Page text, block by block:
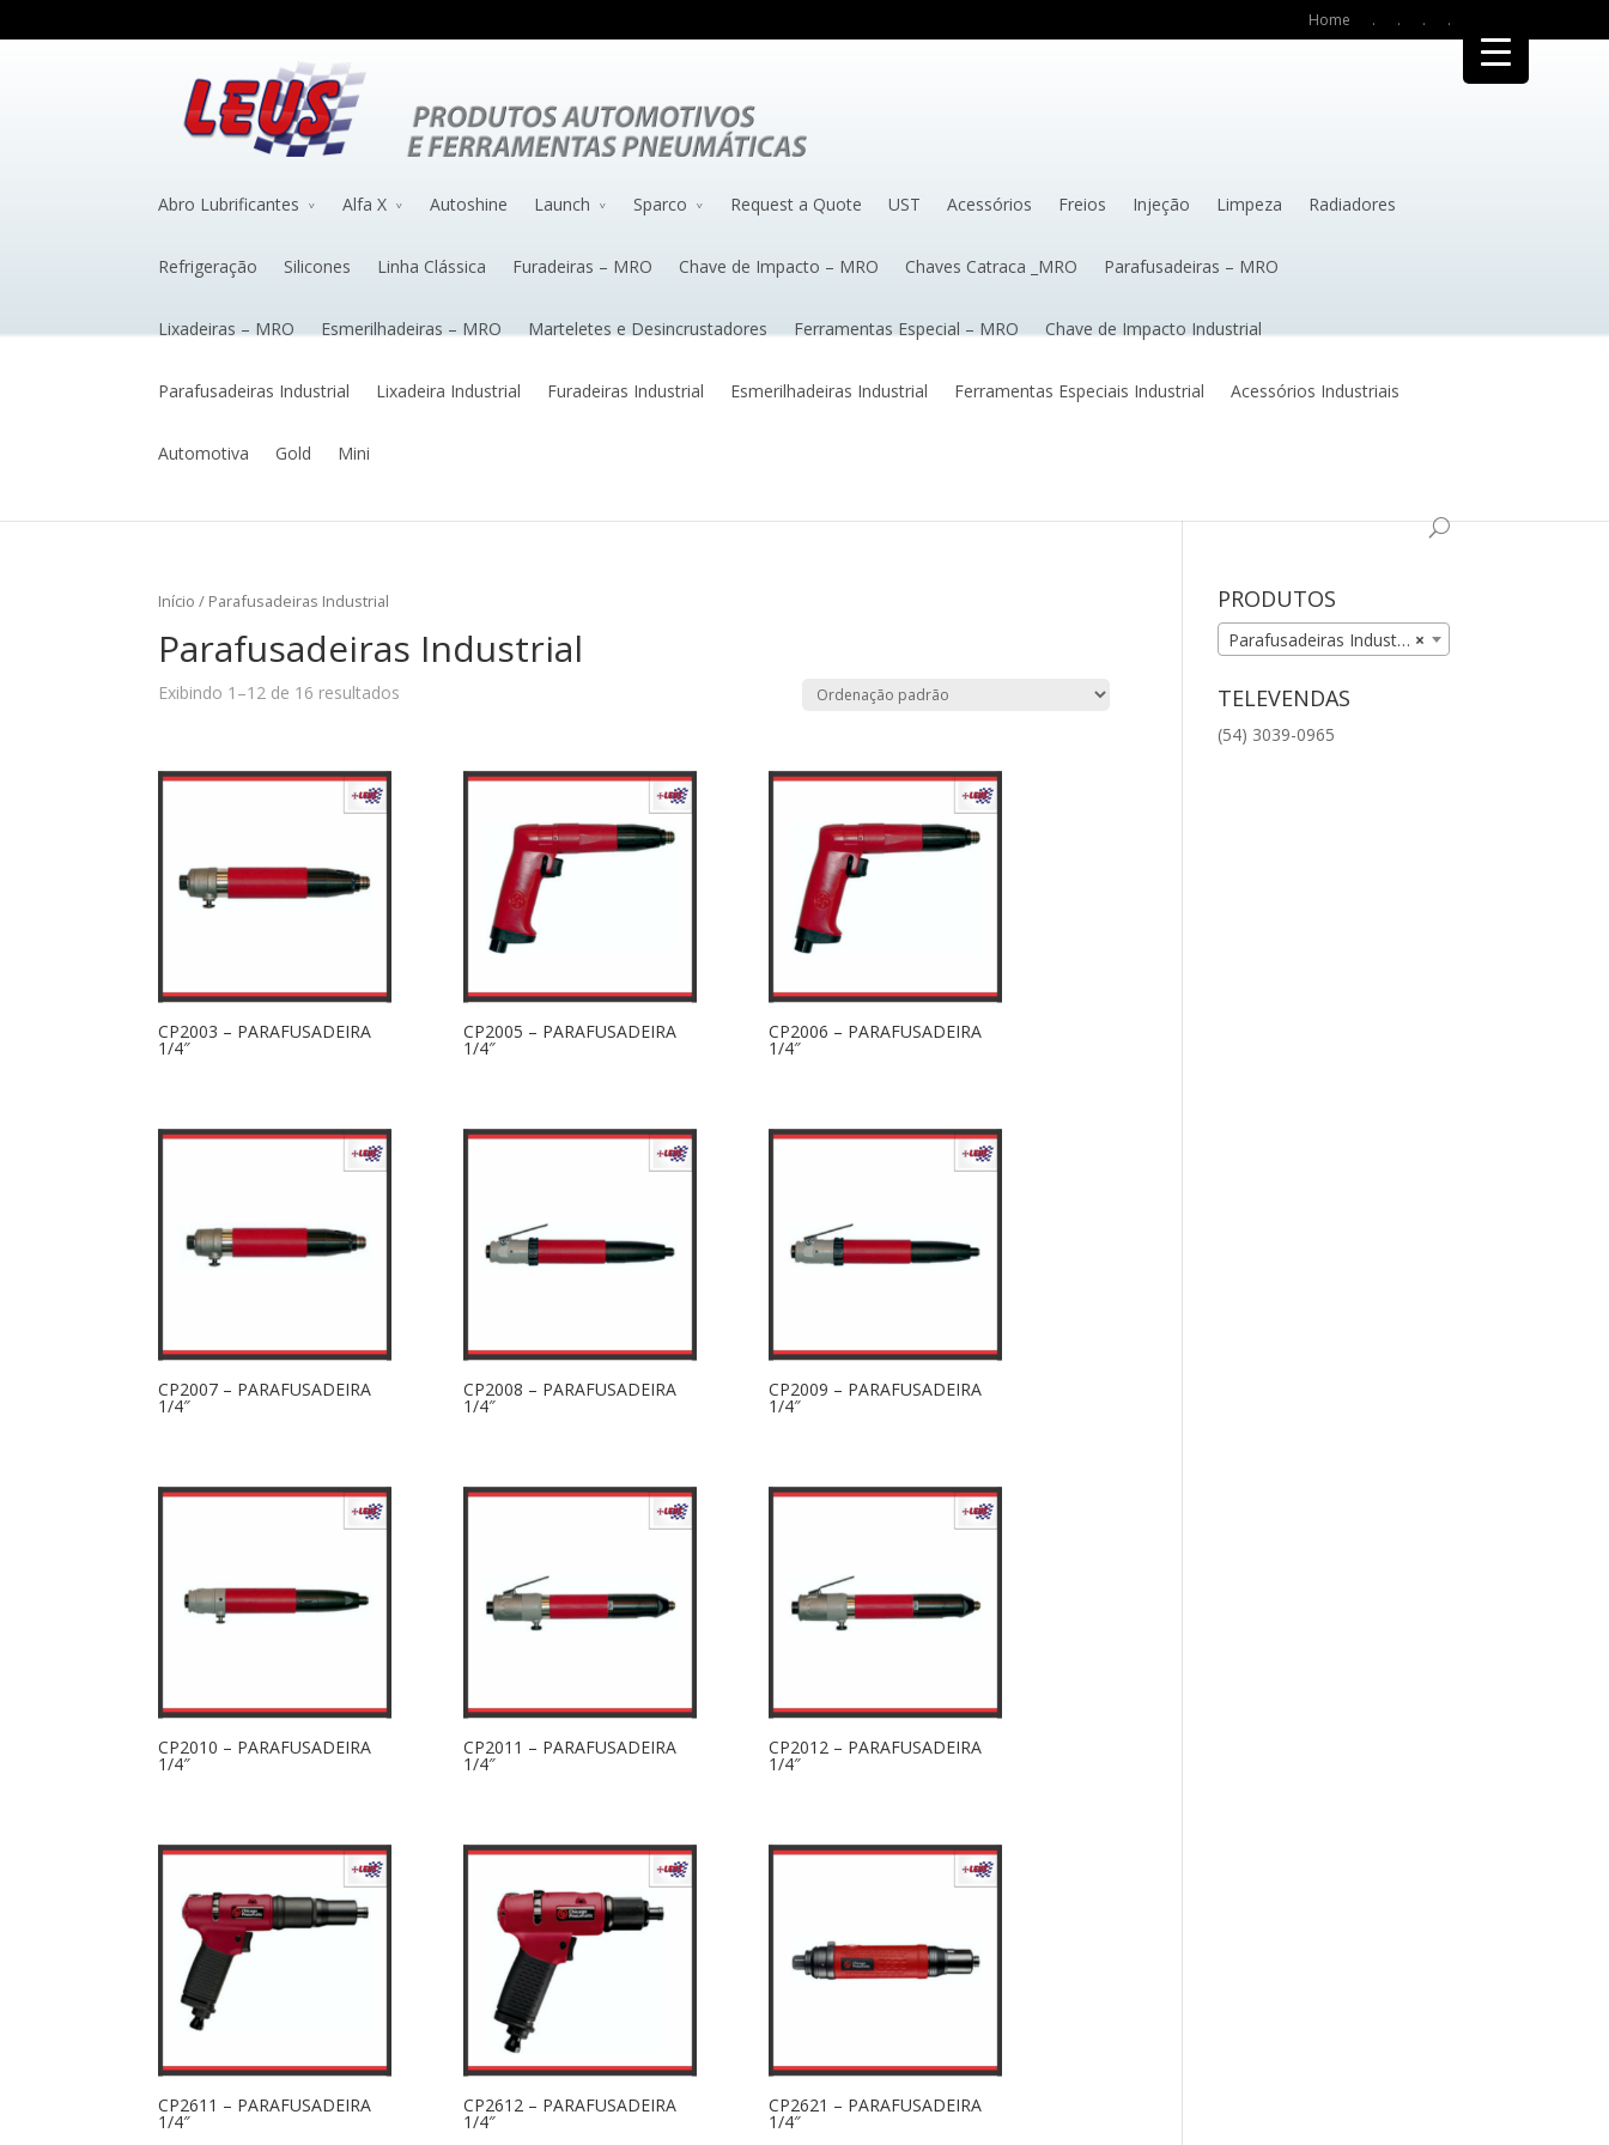
Home . . . .
Abro Lubrificantes Alfa X Autoshine Launch Sparco Request a Quote UST Acessórios Freios Injeção Limpeza Radiadores
Refrigeração Silicones Linha Clássica Furadeiras – MRO Chave de Impacto – MRO Chaves Catraca _MRO Parafusadeiras – MRO
Lixadeiras – MRO Esmerilhadeiras – MRO Marteletes e Desincrustadores Ferramentas Especial – MRO Chave de Impacto Industrial
Parafusadeiras Industrial Lixadeira Industrial Furadeiras Industrial Esmerilhadeiras Industrial Ferramentas Especiais Industrial Acessórios Industriais
Automotiva Gold Mini
Início / Parafusadeiras Industrial
Parafusadeiras Industrial
Exibindo 1–12 de 16 resultados
CP2003 – PARAFUSADEIRA
1/4″
CP2005 – PARAFUSADEIRA
1/4″
CP2006 – PARAFUSADEIRA
1/4″
CP2007 – PARAFUSADEIRA
1/4″
CP2008 – PARAFUSADEIRA
1/4″
CP2009 – PARAFUSADEIRA
1/4″
CP2010 – PARAFUSADEIRA
1/4″
CP2011 – PARAFUSADEIRA
1/4″
CP2012 – PARAFUSADEIRA
1/4″
CP2611 – PARAFUSADEIRA
1/4″
CP2612 – PARAFUSADEIRA
1/4″
CP2621 – PARAFUSADEIRA
1/4″
PRODUTOS
×
Parafusadeiras Industrial (16)
TELEVENDAS
(54) 3039-0965